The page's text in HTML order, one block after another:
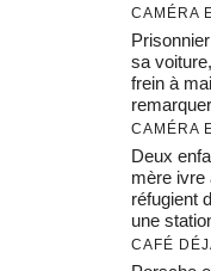
CAMÉRA
sa
frein à
remarquer
CAMÉRA
Deux
mère ivre
réfugient
une
CAFÉ